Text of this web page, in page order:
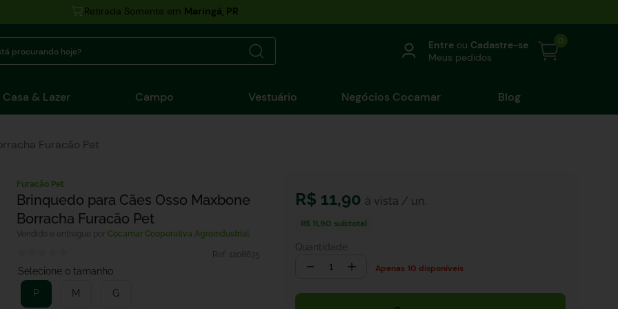
Retirada Somente em Maringá, PR
procurando hoje? Entre ou Cadastre-se
Meus pedidos
0
Casa & Lazer Campo Vestuário Negócios Cocamar Blog
Furacão Pet
Furacão Pet
Brinquedo para Cães Osso Maxbone
Borracha Furacão Pet
Cocamar Cooperativa Agroindustrial
Ref: 1208675
P M G
R$ 11,90
R$ 11,90 subtotal
Quantidade
＋
－ 10 disponíveis